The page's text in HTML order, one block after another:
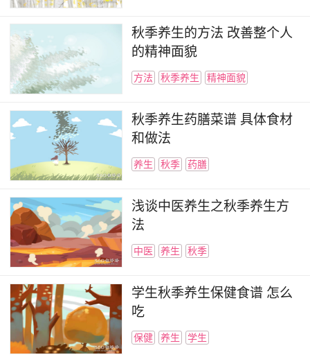
秋季养生的方法 改善整个人
的精神面貌
方法 秋季养生 精神面貌
秋季养生药膳菜谱 具体食材
和做法
养生 秋季 药膳
浅谈中医养生之秋季养生方
法
中医 养生 秋季
学生秋季养生保健食谱 怎么
吃
保健 养生 学生